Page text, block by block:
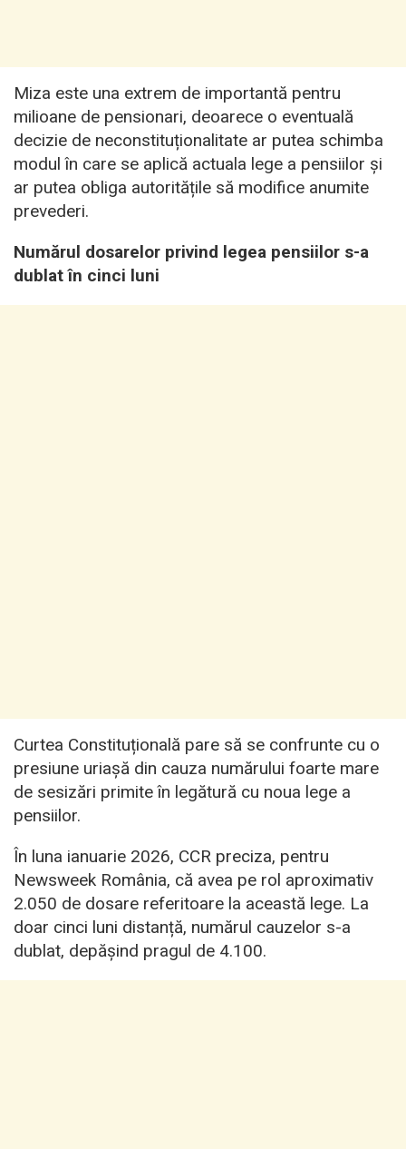
Miza este una extrem de importantă pentru
milioane de pensionari, deoarece o eventuală
decizie de neconstituționalitate ar putea schimba
modul în care se aplică actuala lege a pensiilor și
ar putea obliga autoritățile să modifice anumite
prevederi.
Numărul dosarelor privind legea pensiilor s-a
dublat în cinci luni
Curtea Constituțională pare să se confrunte cu o
presiune uriașă din cauza numărului foarte mare
de sesizări primite în legătură cu noua lege a
pensiilor.
În luna ianuarie 2026, CCR preciza, pentru
Newsweek România, că avea pe rol aproximativ
2.050 de dosare referitoare la această lege. La
doar cinci luni distanță, numărul cauzelor s-a
dublat, depășind pragul de 4.100.